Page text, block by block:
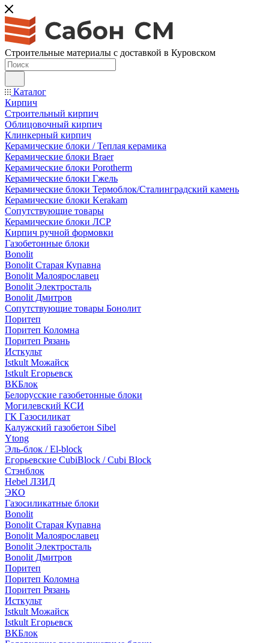
Строительные материалы с доставкой в Куровском
Каталог
Кирпич
Строительный кирпич
Облицовочный кирпич
Клинкерный кирпич
Керамические блоки / Теплая керамика
Керамические блоки Braer
Керамические блоки Porotherm
Керамические блоки Гжель
Керамические блоки Термоблок/Сталинградский камень
Керамические блоки Kerakam
Сопутствующие товары
Керамические блоки ЛСР
Кирпич ручной формовки
Газобетонные блоки
Bonolit
Bonolit Старая Купавна
Bonolit Малоярославец
Bonolit Электросталь
Bonolit Дмитров
Сопутствующие товары Бонолит
Поритеп
Поритеп Коломна
Поритеп Рязань
Исткульт
Istkult Можайск
Istkult Егорьевск
ВКБлок
Белорусские газобетонные блоки
Могилевский КСИ
ГК Газосиликат
Калужский газобетон Sibel
Ytong
Эль-блок / El-block
Егорьевские CubiBlock / Cubi Block
Стэнблок
Hebel ЛЗИД
ЭКО
Газосиликатные блоки
Bonolit
Bonolit Старая Купавна
Bonolit Малоярославец
Bonolit Электросталь
Bonolit Дмитров
Поритеп
Поритеп Коломна
Поритеп Рязань
Исткульт
Istkult Можайск
Istkult Егорьевск
ВКБлок